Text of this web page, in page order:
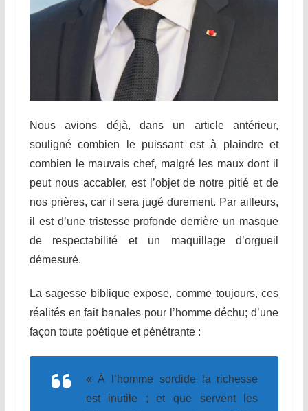
Nous avions déjà, dans un article antérieur,
souligné combien le puissant est à plaindre et
combien le mauvais chef, malgré les maux dont il
peut nous accabler, est l’objet de notre pitié et de
nos prières, car il sera jugé durement. Par ailleurs,
il est d’une tristesse profonde derrière un masque
de respectabilité et un maquillage d’orgueil
démesuré.
La sagesse biblique expose, comme toujours, ces
réalités en fait banales pour l’homme déchu; d’une
façon toute poétique et pénétrante :
« À l’homme sordide la richesse
est inutile ; et que servent les